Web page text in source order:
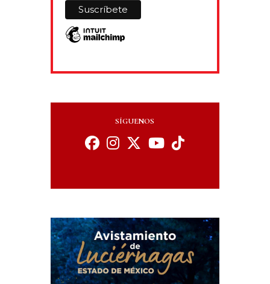
SÍGUENOS